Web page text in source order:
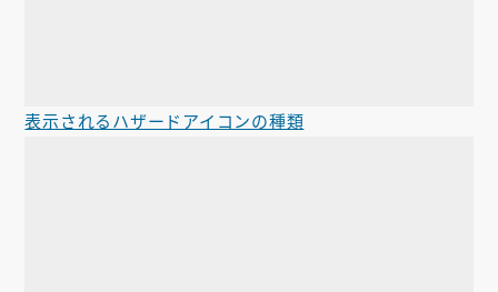
表示されるハザードアイコンの種類